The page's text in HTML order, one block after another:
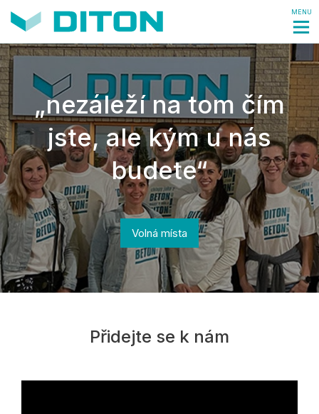
MENU
„nezáleží na tom čím
jste, ale kým u nás
budete“
Volná místa
Přidejte se k nám